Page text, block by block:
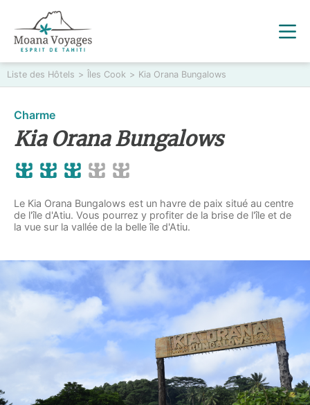
Liste des Hôtels > Îles Cook > Kia Orana Bungalows
Charme
Kia Orana Bungalows
Le Kia Orana Bungalows est un havre de paix situé au centre
de l'île d'Atiu. Vous pourrez y profiter de la brise de l'île et de
la vue sur la vallée de la belle île d'Atiu.